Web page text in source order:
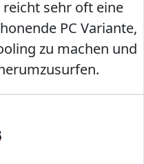
sehr oft eine
PC Variante,
zu machen und